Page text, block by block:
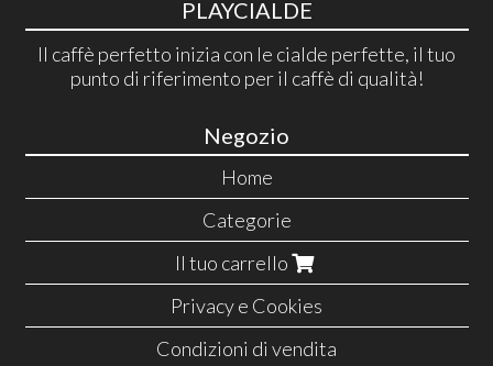
PLAYCIALDE
Il caffè perfetto inizia con le cialde perfette, il tuo
punto di riferimento per il caffè di qualità!
Negozio
Home
Categorie
Il tuo carrello
Privacy e Cookies
Condizioni di vendita